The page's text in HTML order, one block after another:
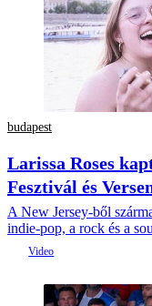
budapest
Larissa Roses
Fesztivál és
A New Jersey-ből
indie-pop, a rock és a